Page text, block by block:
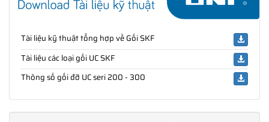
Tài liệu kỹ thuật tổng hợp về Gối SKF
Tài liệu các loại gối UC SKF
Thông số gối đỡ UC seri 200 - 300